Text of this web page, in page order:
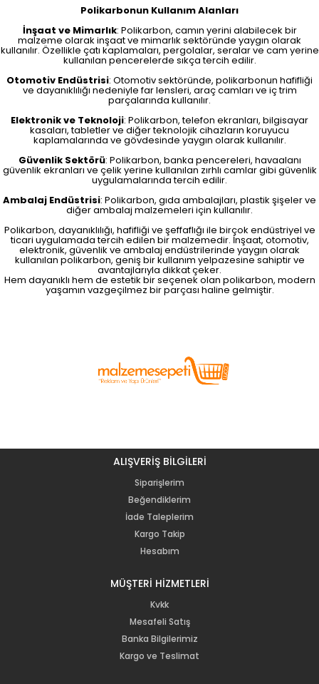
Polikarbonun Kullanım Alanları
İnşaat ve Mimarlık: Polikarbon, camın yerini alabilecek bir
malzeme olarak inşaat ve mimarlık sektöründe yaygın olarak
kullanılır. Özellikle çatı kaplamaları, pergolalar, seralar ve cam yerine
kullanılan pencerelerde sıkça tercih edilir.
Otomotiv Endüstrisi: Otomotiv sektöründe, polikarbonun hafifliği
ve dayanıklılığı nedeniyle far lensleri, araç camları ve iç trim
parçalarında kullanılır.
Elektronik ve Teknoloji: Polikarbon, telefon ekranları, bilgisayar
kasaları, tabletler ve diğer teknolojik cihazların koruyucu
kaplamalarında ve gövdesinde yaygın olarak kullanılır.
Güvenlik Sektörü: Polikarbon, banka pencereleri, havaalanı
güvenlik ekranları ve çelik yerine kullanılan zırhlı camlar gibi güvenlik
uygulamalarında tercih edilir.
Ambalaj Endüstrisi: Polikarbon, gıda ambalajları, plastik şişeler ve
diğer ambalaj malzemeleri için kullanılır.
Polikarbon, dayanıklılığı, hafifliği ve şeffaflığı ile birçok endüstriyel ve
ticari uygulamada tercih edilen bir malzemedir. İnşaat, otomotiv,
elektronik, güvenlik ve ambalaj endüstrilerinde yaygın olarak
kullanılan polikarbon, geniş bir kullanım yelpazesine sahiptir ve
avantajlarıyla dikkat çeker.
Hem dayanıklı hem de estetik bir seçenek olan polikarbon, modern
yaşamın vazgeçilmez bir parçası haline gelmiştir.
ALIŞVERİŞ BİLGİLERİ
Siparişlerim
Beğendiklerim
İade Taleplerim
Kargo Takip
Hesabım
MÜŞTERİ HİZMETLERİ
Kvkk
Mesafeli Satış
Banka Bilgilerimiz
Kargo ve Teslimat